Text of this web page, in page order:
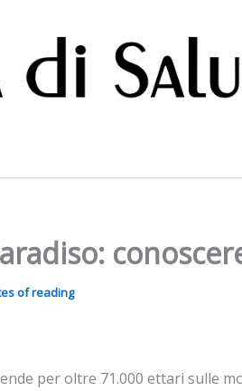
of reading
per oltre 71.000 ettari sulle